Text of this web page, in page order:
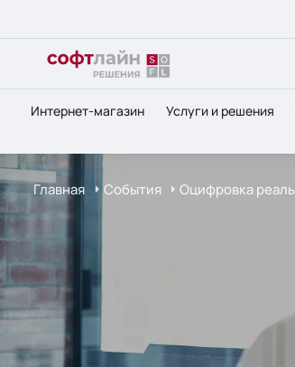
Интернет-магазин Услуги и решения
Главная События Оцифровка